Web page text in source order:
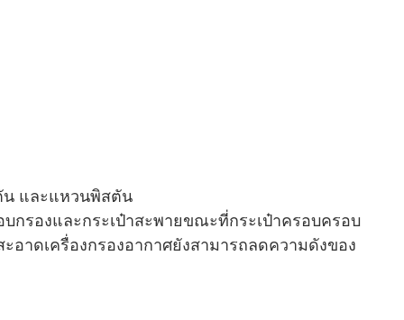
น และแหวนพิสตัน
กรองและกระเป๋าสะพายขณะที่กระเป๋าครอบครอบ
อาดเครื่องกรองอากาศยังสามารถลดความดังของ